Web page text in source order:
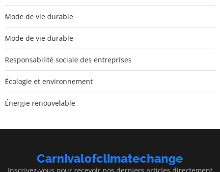
Mode de vie durable
Mode de vie durable
Responsabilité sociale des entreprises
Écologie et environnement
Énergie renouvelable
Carnivalofclimatechange
Inscrivez-vous pour recevoir nos derniers articles directement